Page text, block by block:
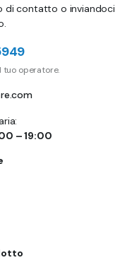
di contatto o inviandoci
tuo operatore.
– 19:00